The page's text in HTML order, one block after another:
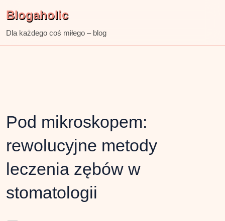
content
Blogaholic
Dla każdego coś miłego – blog
Pod mikroskopem:
rewolucyjne metody
leczenia zębów w
stomatologii